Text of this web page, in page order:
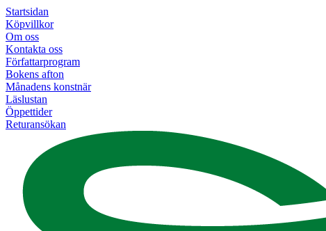
Startsidan
Köpvillkor
Om oss
Kontakta oss
Författarprogram
Bokens afton
Månadens konstnär
Läslustan
Öppettider
Returansökan